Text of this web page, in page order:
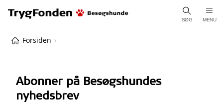
MENU
SØG
Forsiden
Abonner på Besøgshundes
nyhedsbrev